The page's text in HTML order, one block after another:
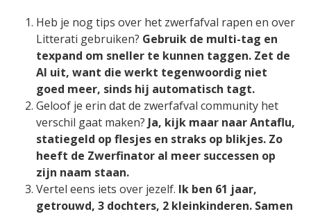
Heb je nog tips over het zwerfafval rapen en over
Litterati gebruiken? Gebruik de multi-tag en
texpand om sneller te kunnen taggen. Zet de
AI uit, want die werkt tegenwoordig niet
goed meer, sinds hij automatisch tagt.
Geloof je erin dat de zwerfafval community het
verschil gaat maken? Ja, kijk maar naar Antaflu,
statiegeld op flesjes en straks op blikjes. Zo
heeft de Zwerfinator al meer successen op
zijn naam staan.
Vertel eens iets over jezelf. Ik ben 61 jaar,
getrouwd, 3 dochters, 2 kleinkinderen. Samen